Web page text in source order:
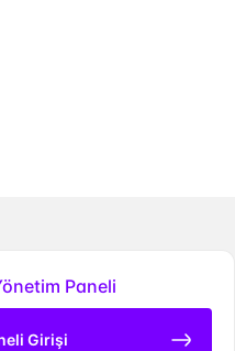
Paneli
Girişi